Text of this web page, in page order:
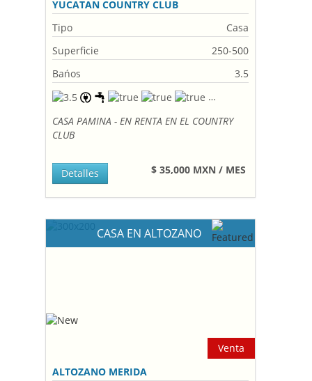
YUCATAN COUNTRY CLUB
Tipo
Casa
Superficie
250-500
Bańos
3.5
CASA PAMINA - EN RENTA EN EL COUNTRY
CLUB
$ 35,000 MXN / MES
Detalles
CASA EN ALTOZANO
Venta
ALTOZANO MERIDA